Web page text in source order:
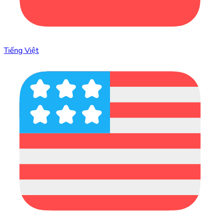
Tiếng Việt